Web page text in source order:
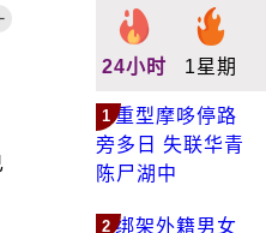
24小时 1星期
1
2